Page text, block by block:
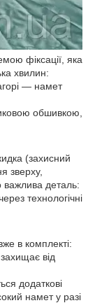
фіксації, яка
хвилин:
— намет
обшивкою,
(захисний
зверху,
деталь:
технологічні
в комплекті:
від
додаткові
намет у разі